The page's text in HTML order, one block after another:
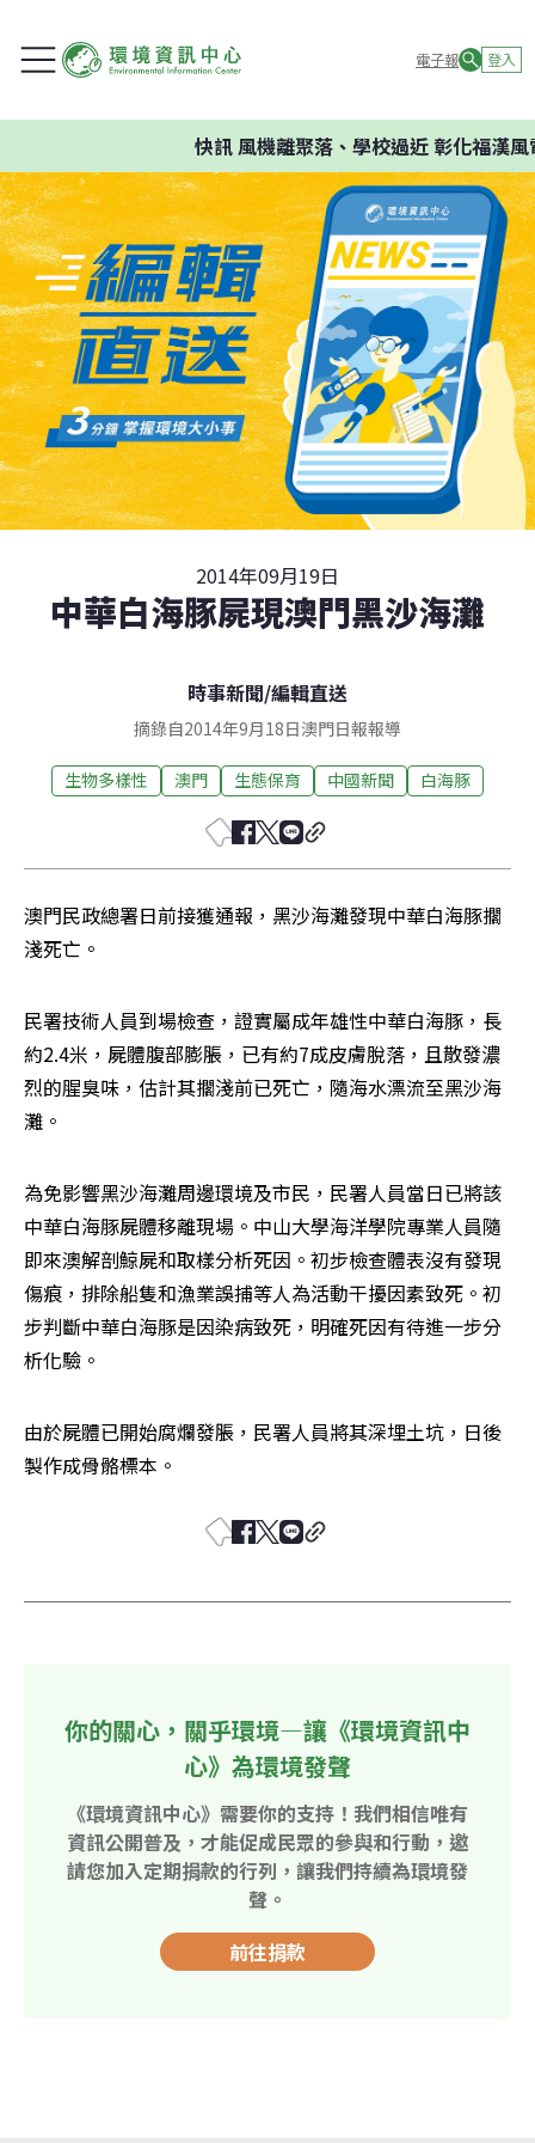
電子報 登入
快訊風機離聚落、學校過近 彰化福漢風
2014年09月19日
中華白海豚屍現澳門黑沙海灘
時事新聞/編輯直送
摘錄自2014年9月18日澳門日報報導
生物多樣性 澳門 生態保育 中國新聞 白海豚
澳門民政總署日前接獲通報，黑沙海灘發現中華白海豚擱
淺死亡。
民署技術人員到場檢查，證實屬成年雄性中華白海豚，長
約2.4米，屍體腹部膨脹，已有約7成皮膚脫落，且散發濃
烈的腥臭味，估計其擱淺前已死亡，隨海水漂流至黑沙海
灘。
為免影響黑沙海灘周邊環境及市民，民署人員當日已將該
中華白海豚屍體移離現場。中山大學海洋學院專業人員隨
即來澳解剖鯨屍和取樣分析死因。初步檢查體表沒有發現
傷痕，排除船隻和漁業誤捕等人為活動干擾因素致死。初
步判斷中華白海豚是因染病致死，明確死因有待進一步分
析化驗。
由於屍體已開始腐爛發脹，民署人員將其深埋土坑，日後
製作成骨骼標本。
你的關心，關乎環境—讓《環境資訊中
心》為環境發聲
《環境資訊中心》需要你的支持！我們相信唯有
資訊公開普及，才能促成民眾的參與和行動，邀
請您加入定期捐款的行列，讓我們持續為環境發
聲。
前往捐款